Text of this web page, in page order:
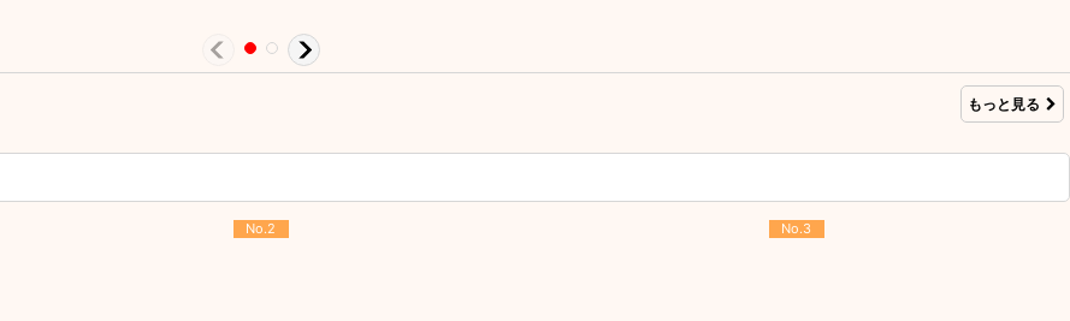
もっと見る
No.2 No.3